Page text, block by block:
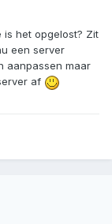
is het opgelost? Zit
een server
aanpassen maar
af